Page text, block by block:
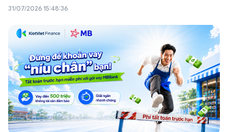
31/07/2026 15:48:36